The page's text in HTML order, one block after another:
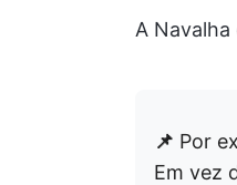
A
📌 Por
Em vez